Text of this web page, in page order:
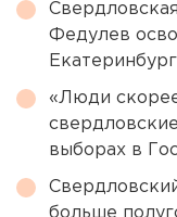
Федулев
Екатеринбург
«Люди
выборах в
больше